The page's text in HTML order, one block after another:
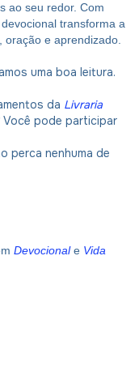
ao seu redor. Com
transforma a
e aprendizado.
uma boa leitura.
da Livraria
pode participar
perca nenhuma de
Devocionale Vida